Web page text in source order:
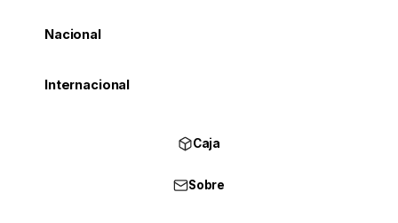
Nacional
Internacional
Caja
Sobre